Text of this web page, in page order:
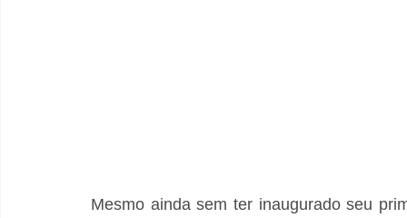
Mesmo ainda sem ter inaugurado seu